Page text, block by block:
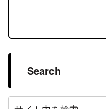
Search